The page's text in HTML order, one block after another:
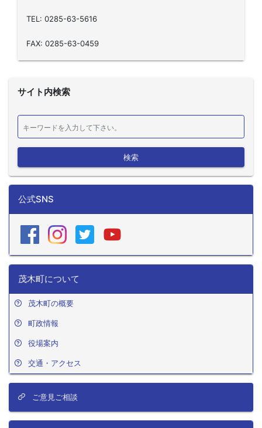
TEL: 0285-63-5616
FAX: 0285-63-0459
サイト内検索
検索
公式SNS
茂木町について
茂木町の概要
町政情報
役場案内
交通・アクセス
ご意見ご相談